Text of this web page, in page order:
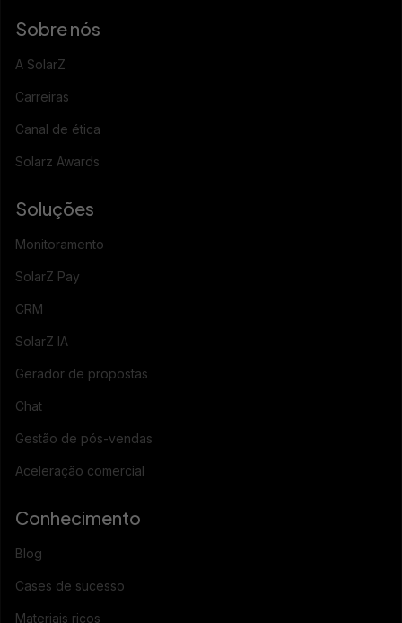
Sobre nós
A SolarZ
Carreiras
Canal de ética
Solarz Awards
Soluções
Monitoramento
SolarZ Pay
CRM
SolarZ IA
Gerador de propostas
Chat
Gestão de pós-vendas
Aceleração comercial
Conhecimento
Blog
Cases de sucesso
Materiais ricos